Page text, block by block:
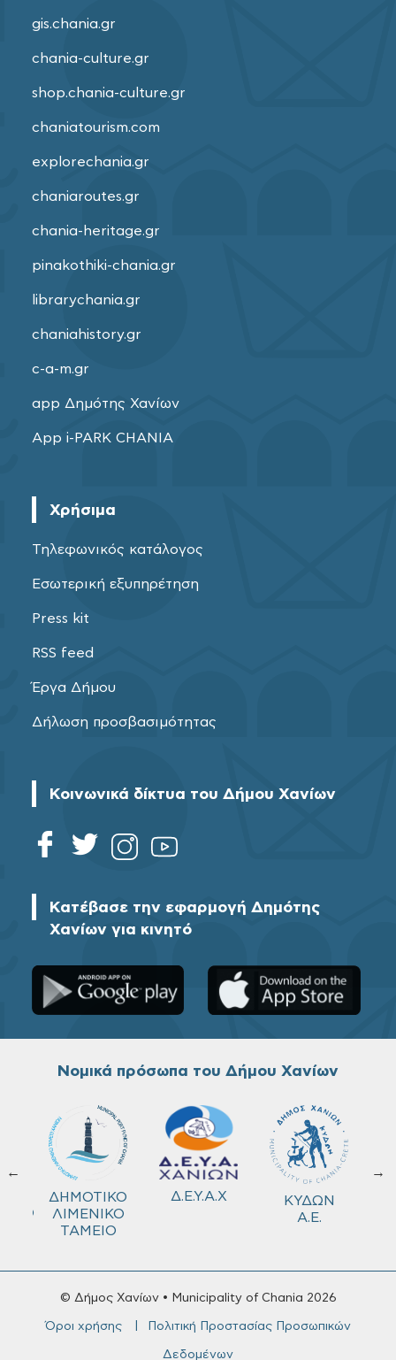
gis.chania.gr
chania-culture.gr
shop.chania-culture.gr
chaniatourism.com
explorechania.gr
chaniaroutes.gr
chania-heritage.gr
pinakothiki-chania.gr
librarychania.gr
chaniahistory.gr
c-a-m.gr
app Δημότης Χανίων
App i-PARK CHANIA
Χρήσιμα
Τηλεφωνικός κατάλογος
Εσωτερική εξυπηρέτηση
Press kit
RSS feed
Έργα Δήμου
Δήλωση προσβασιμότητας
Κοινωνικά δίκτυα του Δήμου Χανίων
Κατέβασε την εφαρμογή Δημότης
Χανίων για κινητό
Νομικά πρόσωπα του Δήμου Χανίων
←
ΔΗΜΟΤΙΚΟ
ΛΙΜΕΝΙΚΟ
ΤΑΜΕΙΟ
Δ.Ε.Υ.Α.Χ
ΚΥΔΩΝ
Α.Ε.
→
© Δήμος Χανίων • Municipality of Chania 2026
Όροι χρήσης Πολιτική Προστασίας Προσωπικών
Δεδομένων